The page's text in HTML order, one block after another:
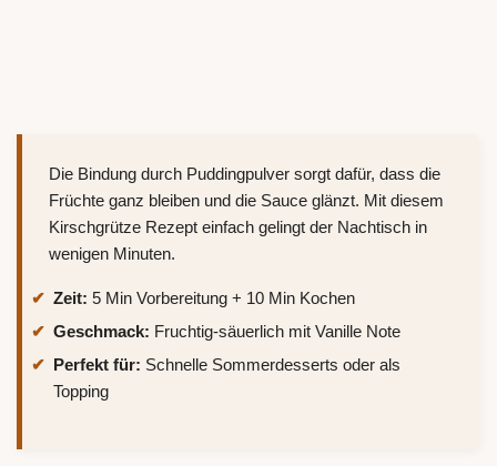
Die Bindung durch Puddingpulver sorgt dafür, dass die
Früchte ganz bleiben und die Sauce glänzt. Mit diesem
Kirschgrütze Rezept einfach gelingt der Nachtisch in
wenigen Minuten.
Zeit: 5 Min Vorbereitung + 10 Min Kochen
Geschmack: Fruchtig-säuerlich mit Vanille Note
Perfekt für: Schnelle Sommerdesserts oder als
Topping